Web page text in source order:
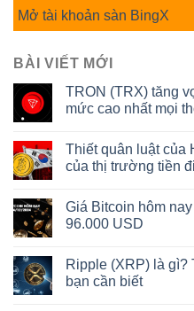
Mở tài khoản sàn BingX
BÀI VIẾT MỚI
TRON (TRX) tăng
mức cao nhất mọi
Thiết quân luật của
của thị trường tiền
Giá Bitcoin hôm
96.000 USD
Ripple (XRP) là gì?
bạn cần biết